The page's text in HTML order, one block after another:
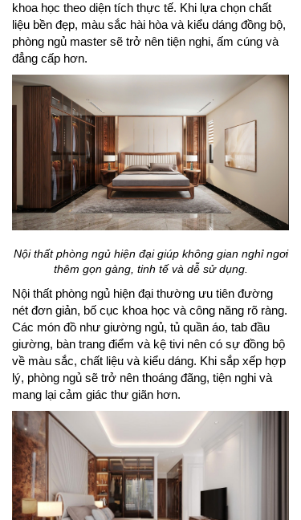
khoa học theo diện tích thực tế. Khi lựa chọn chất
liệu bền đẹp, màu sắc hài hòa và kiểu dáng đồng bộ,
phòng ngủ master sẽ trở nên tiện nghi, ấm cúng và
đẳng cấp hơn.
Nội thất phòng ngủ hiện đại giúp không gian nghỉ ngơi
thêm gọn gàng, tinh tế và dễ sử dụng.
Nội thất phòng ngủ hiện đại thường ưu tiên đường
nét đơn giản, bố cục khoa học và công năng rõ ràng.
Các món đồ như giường ngủ, tủ quần áo, tab đầu
giường, bàn trang điểm và kệ tivi nên có sự đồng bộ
về màu sắc, chất liệu và kiểu dáng. Khi sắp xếp hợp
lý, phòng ngủ sẽ trở nên thoáng đãng, tiện nghi và
mang lại cảm giác thư giãn hơn.